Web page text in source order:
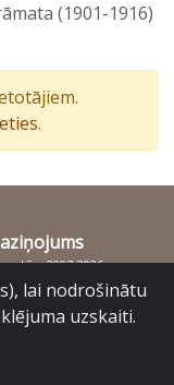
(1901-1916)
.
arhīvs 2007-2026
lai nodrošinātu
uzskaiti.